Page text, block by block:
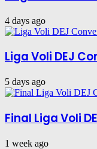
4 days ago
Liga Voli DEJ
5 days ago
Final Liga Voli
1 week ago